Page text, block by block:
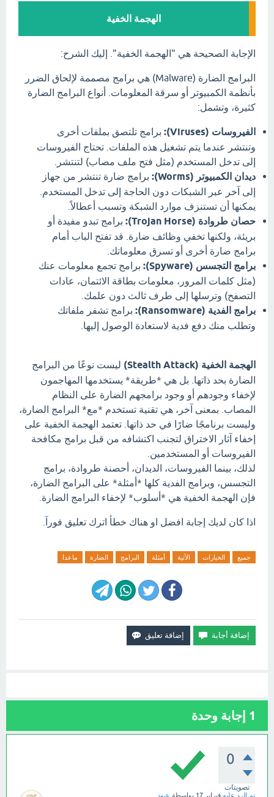
الهجمة الخفية
الإجابة الصحيحة هي "الهجمة الخفية". إليك الشرح:
البرامج الضارة (Malware) هي برامج مصممة لإلحاق الضرر
بأنظمة الكمبيوتر أو سرقة المعلومات. أنواع البرامج الضارة
كثيرة، وتشمل:
الفيروسات (Viruses):
برامج تلتصق بملفات أخرى
وتنتشر عندما يتم تشغيل هذه الملفات. تحتاج الفيروسات
إلى تدخل المستخدم (مثل فتح ملف مصاب) لتنتشر.
ديدان الكمبيوتر (Worms):
برامج ضارة تنتشر من جهاز
إلى آخر عبر الشبكات دون الحاجة إلى تدخل المستخدم.
يمكنها أن تستنزف موارد الشبكة وتسبب أعطالاً.
حصان طروادة (Trojan Horse):
برامج تبدو مفيدة أو
بريئة، ولكنها تخفي وظائف ضارة. قد تفتح الباب أمام
برامج ضارة أخرى أو تسرق معلوماتك.
برامج التجسس (Spyware):
برامج تجمع معلومات عنك
(مثل كلمات المرور، معلومات بطاقة الائتمان، عادات
التصفح) وترسلها إلى طرف ثالث دون علمك.
برامج الفدية (Ransomware):
برامج تشفر ملفاتك
وتطلب منك دفع فدية لاستعادة الوصول إليها.
الهجمة الخفية (Stealth Attack)
ليست نوعًا من البرامج
الضارة بحد ذاتها. بل هي *طريقة* يستخدمها المهاجمون
لإخفاء وجودهم أو وجود برامجهم الضارة على النظام
المصاب. بمعنى آخر، هي تقنية تستخدم *مع* البرامج الضارة،
وليست برنامجًا ضارًا في حد ذاتها. تعتمد الهجمة الخفية على
إخفاء آثار الاختراق لتجنب اكتشافه من قبل برامج مكافحة
الفيروسات أو المستخدمين.
لذلك، بينما الفيروسات، الديدان، أحصنة طروادة، برامج
التجسس، وبرامج الفدية كلها *أمثلة* على البرامج الضارة،
فإن الهجمة الخفية هي *أسلوب* لإخفاء البرامج الضارة.
اذا كان لديك إجابة افضل او هناك خطأ اترك تعليق فورآ.
جميع الخيارات الآتية أمثلة البرامج الضارة ماعدا
1 إجابة وحدة
0
تصويتات
تم الرد عليه فبراير 17 بواسطة عبود